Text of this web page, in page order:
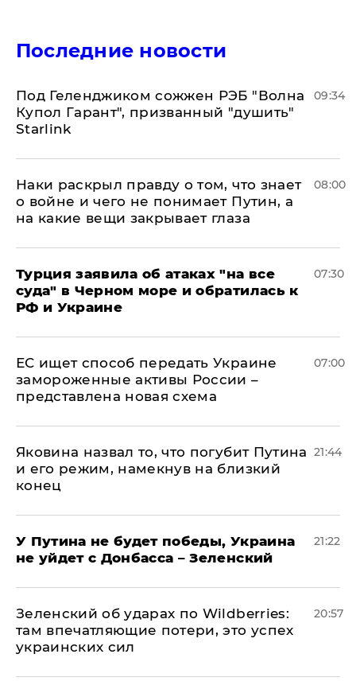
Последние новости
Под Геленджиком сожжен РЭБ "Волна
Купол Гарант", призванный "душить"
Starlink
09:34
Наки раскрыл правду о том, что знает
о войне и чего не понимает Путин, а
на какие вещи закрывает глаза
08:00
Турция заявила об атаках "на все
суда" в Черном море и обратилась к
РФ и Украине
07:30
ЕС ищет способ передать Украине
замороженные активы России –
представлена новая схема
07:00
Яковина назвал то, что погубит Путина
и его режим, намекнув на близкий
конец
21:44
У Путина не будет победы, Украина
не уйдет с Донбасса – Зеленский
21:22
Зеленский об ударах по Wildberries:
там впечатляющие потери, это успех
украинских сил
20:57